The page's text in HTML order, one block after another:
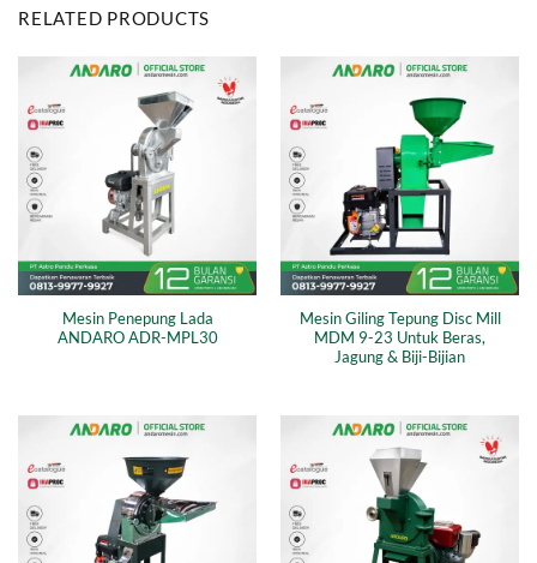
RELATED PRODUCTS
Mesin Penepung Lada
ANDARO ADR-MPL30
Mesin Giling Tepung Disc Mill
MDM 9-23 Untuk Beras,
Jagung & Biji-Bijian